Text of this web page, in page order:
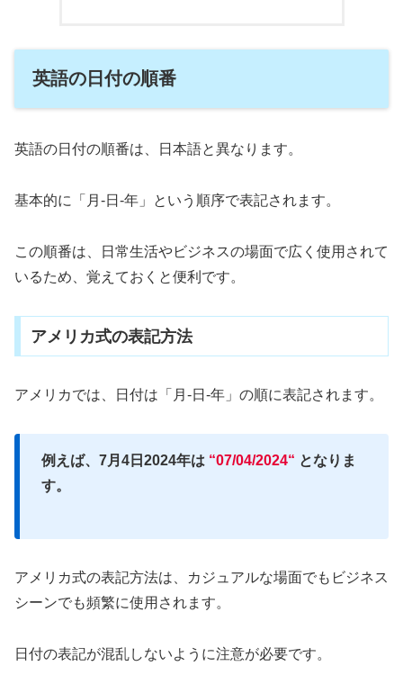
英語の日付の順番
英語の日付の順番は、日本語と異なります。
基本的に「月-日-年」という順序で表記されます。
この順番は、日常生活やビジネスの場面で広く使用されて
いるため、覚えておくと便利です。
アメリカ式の表記方法
アメリカでは、日付は「月-日-年」の順に表記されます。
例えば、7月4日2024年は “07/04/2024“ となりま
す。
アメリカ式の表記方法は、カジュアルな場面でもビジネス
シーンでも頻繁に使用されます。
日付の表記が混乱しないように注意が必要です。